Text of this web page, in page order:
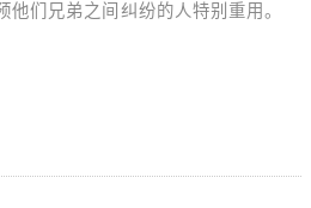
们兄弟之间纠纷的人特别重用。